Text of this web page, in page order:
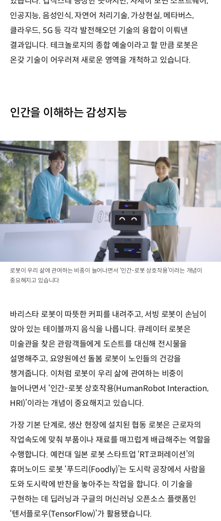
인공지능, 음성인식, 자연어 처리기술, 가상현실, 메타버스,
클라우드, 5G 등 각각 발전해오던 기술의 융합이 이뤄낸
결과입니다. 테크놀로지의 종합 예술이라고 할 만큼 로봇은
온갖 기술이 어우러져 새로운 영역을 개척하고 있습니다.
인간을 이해하는 감성지능
로봇이 우리 삶에 관여하는 비중이 늘어나면서 ‘인간-로봇 상호작용’이라는 개념이
중요해지고 있습니다
바리스타 로봇이 따뜻한 커피를 내려주고, 서빙 로봇이 손님이
앉아 있는 테이블까지 음식을 나릅니다. 큐레이터 로봇은
미술관을 찾은 관람객들에게 도슨트를 대신해 전시물을
설명해주고, 요양원에선 돌봄 로봇이 노인들의 건강을
챙겨줍니다. 이처럼 로봇이 우리 삶에 관여하는 비중이
늘어나면서 ‘인간-로봇 상호작용(HumanRobot Interaction,
HRI)’이라는 개념이 중요해지고 있습니다.
가장 기본 단계로, 생산 현장에 설치된 협동 로봇은 근로자의
작업속도에 맞춰 부품이나 재료를 매끄럽게 배급해주는 역할을
수행합니다. 예컨대 일본 로봇 스타트업 ‘RT코퍼레이션’의
휴머노이드 로봇 ‘푸드리(Foodly)’는 도시락 공장에서 사람을
도와 도시락에 반찬을 놓아주는 작업을 합니다. 이 기술을
구현하는 데 딥러닝과 구글의 머신러닝 오픈소스 플랫폼인
‘텐서플로우(TensorFlow)’가 활용됐습니다.